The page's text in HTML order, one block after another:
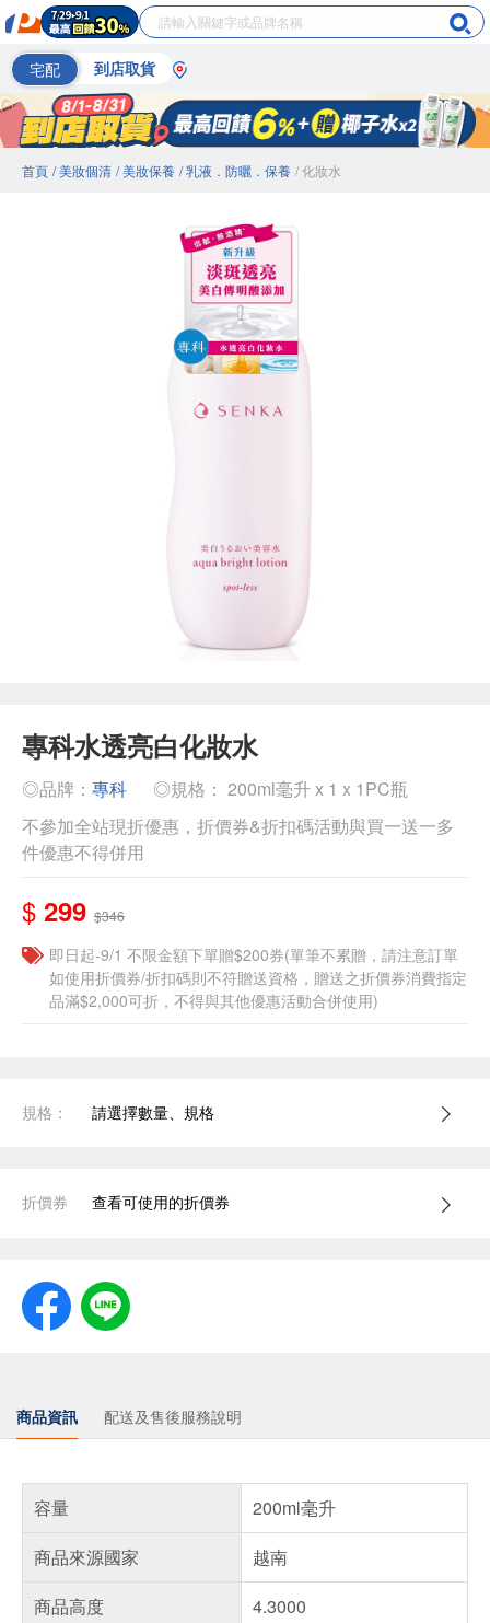
宅配 到店取貨
首頁 / 美妝個清 / 美妝保養 / 乳液．防曬．保養 / 化妝水
專科水透亮白化妝水
◎品牌： 專科
◎規格： 200ml毫升 x 1 x 1PC瓶
不參加全站現折優惠，折價券&折扣碼活動與買一送一多
件優惠不得併用
$ 299 $346
即日起-9/1 不限金額下單贈$200券(單筆不累贈，請注意訂單
如使用折價券/折扣碼則不符贈送資格，贈送之折價券消費指定
品滿$2,000可折，不得與其他優惠活動合併使用)
規格： 請選擇數量、規格
折價券 查看可使用的折價券
商品資訊 配送及售後服務說明
容量
200ml毫升
商品來源國家
越南
商品高度
4.3000